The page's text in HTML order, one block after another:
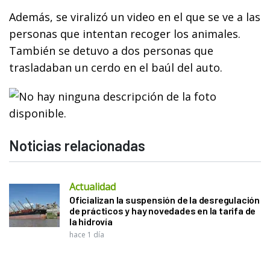
Además, se viralizó un video en el que se ve a las
personas que intentan recoger los animales.
También se detuvo a dos personas que
trasladaban un cerdo en el baúl del auto.
Noticias relacionadas
Actualidad
Oficializan la suspensión de la desregulación
de prácticos y hay novedades en la tarifa de
la hidrovía
hace 1 día